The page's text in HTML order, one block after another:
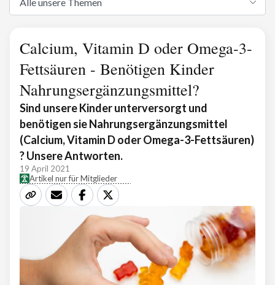
Calcium, Vitamin D oder Omega-3-
Fettsäuren - Benötigen Kinder
Nahrungsergänzungsmittel?
Sind unsere Kinder unterversorgt und
benötigen sie Nahrungsergänzungsmittel
(Calcium, Vitamin D oder Omega-3-Fettsäuren)
? Unsere Antworten.
19 April 2021
Artikel nur für Mitglieder